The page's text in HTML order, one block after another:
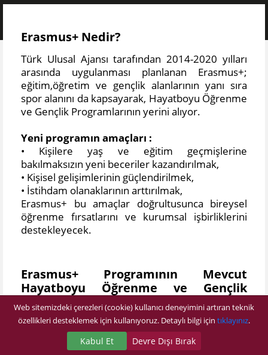
Erasmus+ Nedir?
Türk Ulusal Ajansı tarafından 2014-2020 yılları
arasında uygulanması planlanan Erasmus+;
eğitim,öğretim ve gençlik alanlarının yanı sıra
spor alanını da kapsayarak, Hayatboyu Öğrenme
ve Gençlik Programlarının yerini alıyor.
Yeni programın amaçları :
• Kişilere yaş ve eğitim geçmişlerine
bakılmaksızın yeni beceriler kazandırılmak,
• Kişisel gelişimlerinin güçlendirilmek,
• İstihdam olanaklarının arttırılmak,
Erasmus+ bu amaçlar doğrultusunca bireysel
öğrenme fırsatlarını ve kurumsal işbirliklerini
destekleyecek.
Erasmus+ Programının Mevcut
Hayatboyu Öğrenme ve Gençlik
Programlarından Farkı Nedir?
Erasmus+, temel amaçlar ve faaliyetler açısından
bakıldığında mevcut programdan çok büyük
farklılıklar içermiyor. Yani, Erasmus+'ın da ana
Web sitemizdeki çerezleri (cookie) kullanıcı deneyimini artıran teknik
özellikleri desteklemek için kullanıyoruz. Detaylı bilgi için tıklayınız.
Kabul Et Devre Dışı Bırak